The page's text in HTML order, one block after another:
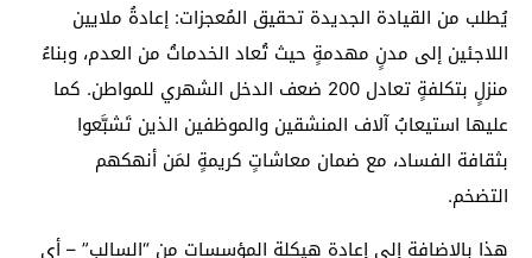
يُطلب من القيادة الجديدة تحقيق المُعجزات: إعادةُ ملايين
اللاجئين إلى مدنٍ مهدمةٍ حيث تُعاد الخدماتُ من العدم، وبناءُ
منزلٍ بتكلفةٍ تعادل 200 ضعف الدخل الشهري للمواطن. كما
عليها استيعابُ آلاف المنشقين والموظفين الذين تَشبَّعوا
بثقافة الفساد، مع ضمان معاشاتٍ كريمةٍ لمَن أنهكهم
التضخم.
هذا بالإضافة إلى إعادة هيكلة المؤسسات من “السالب” – أي